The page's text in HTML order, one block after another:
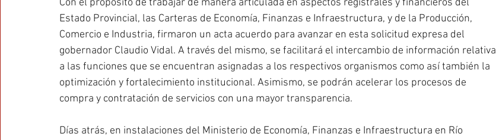
Con el propósito de trabajar de manera articulada en aspectos registrales y financieros del
Estado Provincial, las Carteras de Economía, Finanzas e Infraestructura, y de la Producción,
Comercio e Industria, firmaron un acta acuerdo para avanzar en esta solicitud expresa del
gobernador Claudio Vidal. A través del mismo, se facilitará el intercambio de información relativa
a las funciones que se encuentran asignadas a los respectivos organismos como así también la
optimización y fortalecimiento institucional. Asimismo, se podrán acelerar los procesos de
compra y contratación de servicios con una mayor transparencia.
Días atrás, en instalaciones del Ministerio de Economía, Finanzas e Infraestructura en Río